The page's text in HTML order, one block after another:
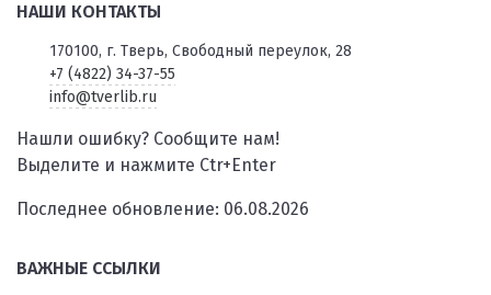
НАШИ КОНТАКТЫ
170100, г. Тверь, Свободный переулок, 28
+7 (4822) 34-37-55
info@tverlib.ru
Нашли ошибку? Сообщите нам!
Выделите и нажмите Ctr+Enter
Последнее обновление: 06.08.2026
ВАЖНЫЕ ССЫЛКИ